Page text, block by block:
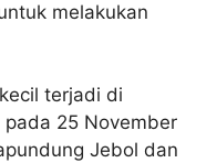
melakukan
terjadi di
25 November
Jebol dan